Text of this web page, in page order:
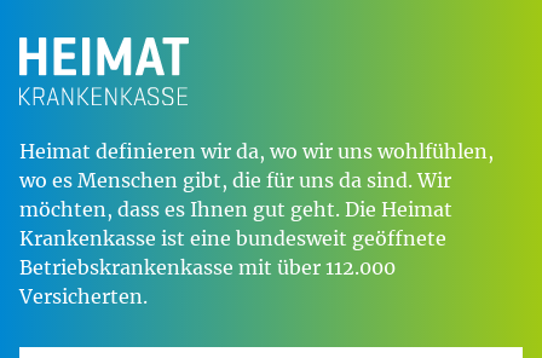
Heimat definieren wir da, wo wir uns wohlfühlen,
wo es Menschen gibt, die für uns da sind. Wir
möchten, dass es Ihnen gut geht. Die Heimat
Krankenkasse ist eine bundesweit geöffnete
Betriebskrankenkasse mit über 112.000
Versicherten.